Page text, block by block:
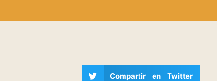
Compartir en Twitter